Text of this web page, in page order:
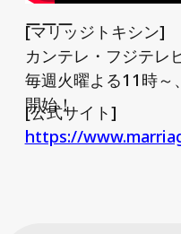
ーーー
[マリッジトキシン]
カンテレ・フジテレ
毎週火曜よる11時
開始！
[公式サイト]
https://